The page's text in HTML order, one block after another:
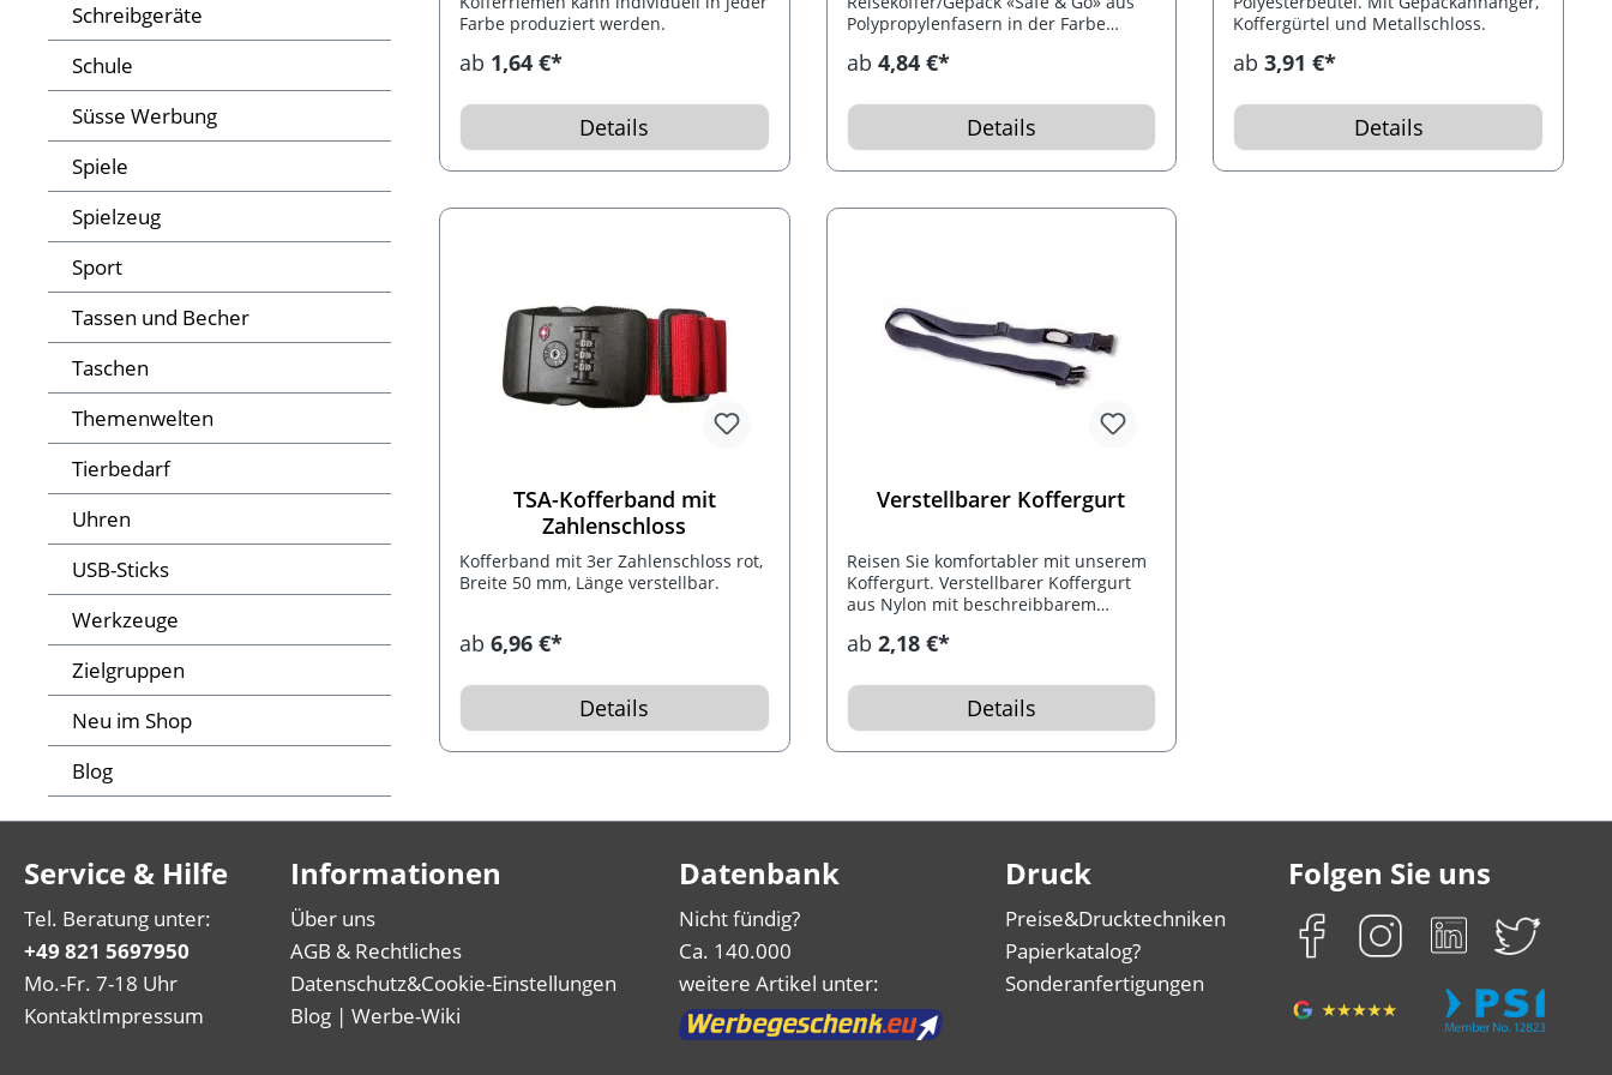
Schreibgeräte
Schule
Süsse Werbung
Spiele
Spielzeug
Sport
Tassen und Becher
Taschen
Themenwelten
Tierbedarf
Uhren
USB-Sticks
Werkzeuge
Zielgruppen
Neu im Shop
Blog
Farbe produziert werden.
ab 1,64 €*
Details
Polypropylenfasern in der Farbe
mit Code (Code einstellbar).
ab 4,84 €*
Details
Koffergürtel und Metallschloss.
ab3,91 €*
Details
TSA-Kofferband mit
Zahlenschloss
Kofferband mit 3er Zahlenschloss rot,
Breite 50 mm, Länge verstellbar.
ab 6,96 €*
Details
Verstellbarer Koffergurt
Reisen Sie komfortabler mit unserem
Koffergurt. Verstellbarer Koffergurt
aus Nylon mit beschreibbarem
ab 2,18 €*
Details
Service & Hilfe
Tel. Beratung unter:
+49 821 5697950
Mo.-Fr. 7-18 Uhr
KontaktImpressum
Informationen
Über uns
AGB & Rechtliches
Datenschutz&Cookie-Einstellungen
Blog | Werbe-Wiki
Datenbank
Nicht fündig?
Ca. 140.000
weitere Artikel unter:
Druck
Preise&Drucktechniken
Papierkatalog?
Sonderanfertigungen
Folgen Sie uns